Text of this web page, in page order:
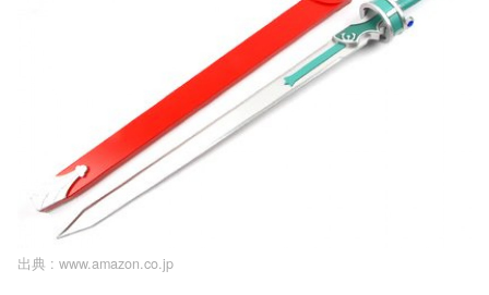
出典 : www.amazon.co.jp